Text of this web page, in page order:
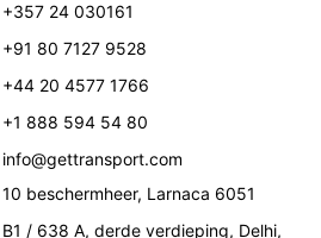
+357 24 030161
+91 80 7127 9528
+44 20 4577 1766
+1 888 594 54 80
info@gettransport.com
10 beschermheer, Larnaca 6051
B1 / 638 A, derde verdieping, Delhi,